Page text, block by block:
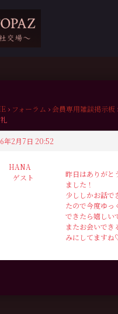
› フォーラム › 会員専用雑談掲示板
年2月7日 20:52
HANA
ゲスト
昨日はありがと
ました！
少ししかお話で
たので今度ゆっ
できたら嬉しい
またお会いでき
みにしてます